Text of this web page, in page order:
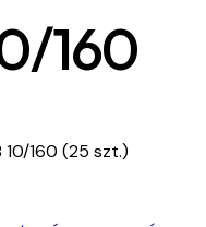
160
10/160 (25 szt.)